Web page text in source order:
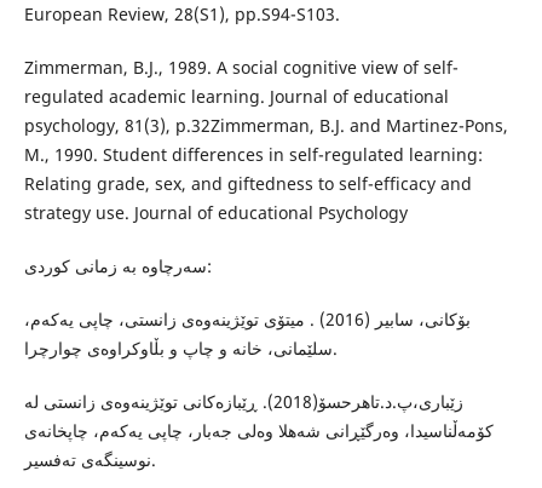
European Review, 28(S1), pp.S94-S103.
Zimmerman, B.J., 1989. A social cognitive view of self-
regulated academic learning. Journal of educational
psychology, 81(3), p.32Zimmerman, B.J. and Martinez-Pons,
M., 1990. Student differences in self-regulated learning:
Relating grade, sex, and giftedness to self-efficacy and
strategy use. Journal of educational Psychology
سەرچاوە بە زمانی کوردی:
بۆكانى، سابیر (2016) . میتۆى توێژینه‌وه‌ى زانستى، چاپى یه‌كه‌م،
سلێمانى، خانه‌ و چاپ و بڵاوكراوه‌ى چوارچرا.
زێباری،پ.د.تاهرحسۆ(2018). ڕێبازەکانی توێژینەوەی زانستی لە
کۆمەڵناسیدا، وەرگێڕانی شەهلا وەلی جەبار، چاپی یەکەم، چاپخانەی
نوسینگەی تەفسیر.